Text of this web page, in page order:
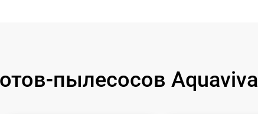
пылесосов Aquaviva